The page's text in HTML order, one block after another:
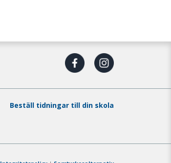
Beställ tidningar till din skola